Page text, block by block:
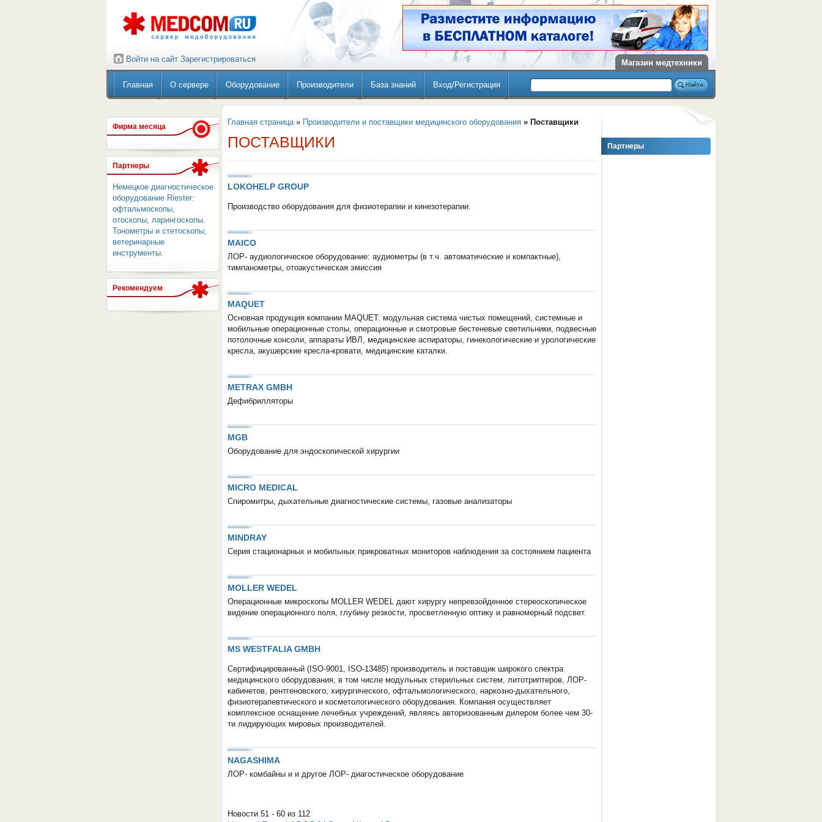
СЕРВЕР МЕДИЦИНСКОГО
Магазин медтехники
Войти на сайт Зарегистрироваться
Главная О сервере Оборудование Производители База знаний Вход/Регистрация
Партнеры
Фирма месяца
Партнеры
Немецкое диагностическое
оборудование Riester:
офтальмоскопы,
отоскопы, ларингоскопы.
Тонометры и стетоскопы,
ветеринарные
инструменты.
Рекомендуем
Главная страница» Производители и поставщики медицинского оборудования » Поставщики
ПОСТАВЩИКИ
LOKOHELP GROUP
Производство оборудования для физиотерапии и кинезотерапии.
MAICO
ЛОР- аудиологическое оборудование: аудиометры (в т.ч. автоматические и компактные),
тимпанометры, отоакустическая эмиссия
MAQUET
Основная продукция компании MAQUET: модульная система чистых помещений, системные и
мобильные операционные столы, операционные и смотровые бестеневые светильники, подвесные
потолочные консоли, аппараты ИВЛ, медицинские аспираторы, гинекологические и урологические
кресла, акушерские кресла-кровати, медицинские каталки.
METRAX GMBH
Дефибрилляторы
MGB
Оборудование для эндоскопической хирургии
MICRO MEDICAL
Спиромитры, дыхательные диагностические системы, газовые анализаторы
MINDRAY
Серия стационарных и мобильных прикроватных мониторов наблюдения за состоянием пациента
MOLLER WEDEL
Операционные микроскопы MOLLER WEDEL дают хирургу непревзойденное стереоскопическое
видение операционного поля, глубину резкости, просветленную оптику и равномерный подсвет.
MS WESTFALIA GMBH
Cертифицированный (ISO-9001, ISO-13485) производитель и поставщик широкого спектра
медицинского оборудования, в том числе модульных стерильных систем, литотриптеров, ЛОР-
кабинетов, рентгеновского, хирургического, офтальмологического, наркозно-дыхательного,
физиотерапевтического и косметологического оборудования. Компания осуществляет
комплексное оснащение лечебных учреждений, являясь авторизованным дилером более чем 30-
ти лидирующих мировых производителей.
NAGASHIMA
ЛОР- комбайны и и другое ЛОР- диагостическое оборудование
Новости 51 - 60 из 112